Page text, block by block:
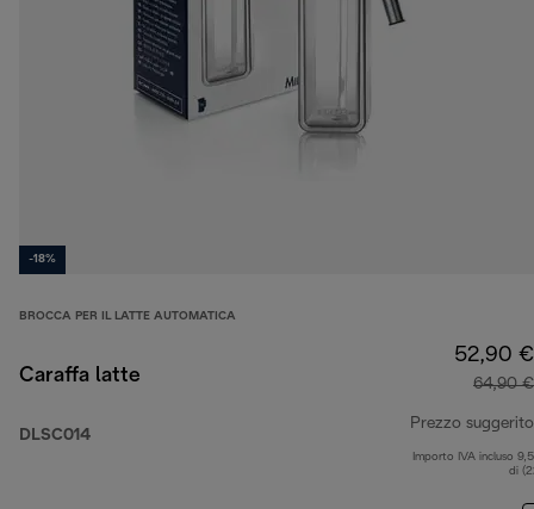
-18%
BROCCA PER IL LATTE AUTOMATICA
Caraffa latte
DLSC014
52,90 €
64,90 €
Prezzo suggerito
Importo IVA incluso
di